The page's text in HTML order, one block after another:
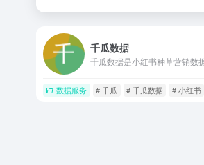
千瓜数据
数据服务 # 千瓜 # 千瓜数据 # 小红书